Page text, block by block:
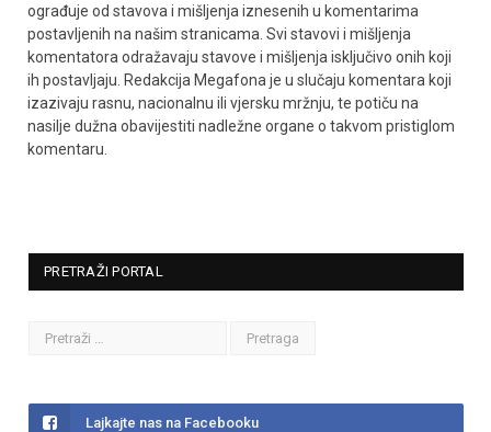
ograđuje od stavova i mišljenja iznesenih u komentarima
postavljenih na našim stranicama. Svi stavovi i mišljenja
komentatora odražavaju stavove i mišljenja isključivo onih koji
ih postavljaju. Redakcija Megafona je u slučaju komentara koji
izazivaju rasnu, nacionalnu ili vjersku mržnju, te potiču na
nasilje dužna obavijestiti nadležne organe o takvom pristiglom
komentaru.
PRETRAŽI PORTAL
Lajkajte nas na Facebooku